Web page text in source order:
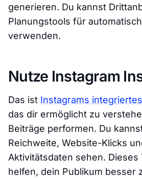
generieren. Du kannst
Planungstools für
verwenden.
Nutze Instagram
Das ist Instagrams
das dir ermöglicht zu
Beiträge performen. Du
Reichweite, Website-Klicks
Aktivitätsdaten sehen. Dieses
helfen, dein Publikum besser